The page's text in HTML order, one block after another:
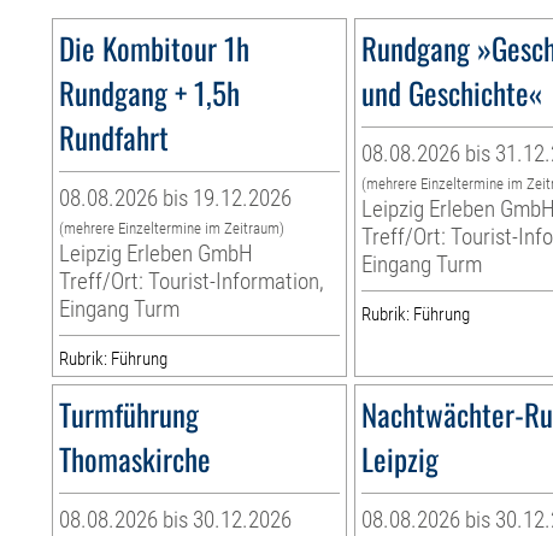
Die Kombitour 1h
Rundgang + 1,5h
Rundfahrt
08.08.2026 bis 19.12.2026
(mehrere Einzeltermine im Zeitraum)
Leipzig Erleben GmbH
Treff/Ort: Tourist-Information,
Eingang Turm
Rubrik: Führung
Rundgang
und Geschichte«
08.08.2026 bis
(mehrere Einzeltermine im
Leipzig Erleben GmbH
Treff/Ort: Tourist-
Eingang Turm
Rubrik: Führung
Turmführung
Thomaskirche
08.08.2026 bis 30.12.2026
Nachtwächter-
Leipzig
08.08.2026 bis